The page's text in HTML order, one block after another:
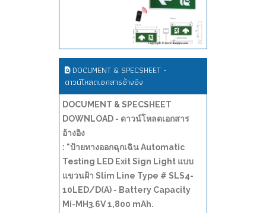
DOCUMENT & SPECSHEET -
ดาวน์โหลดเอกสารอ้างอิง
DOCUMENT & SPECSHEET
DOWNLOAD - ดาวน์โหลดเอกสาร
อ้างอิง
: "ป้ายทางออกฉุกเฉิน Automatic
Testing LED Exit Sign Light แบบ
แขวนฝ้า Slim Line Type # SLS4-
10LED/D(A) - Battery Capacity
Mi-MH3.6V 1,800 mAh.